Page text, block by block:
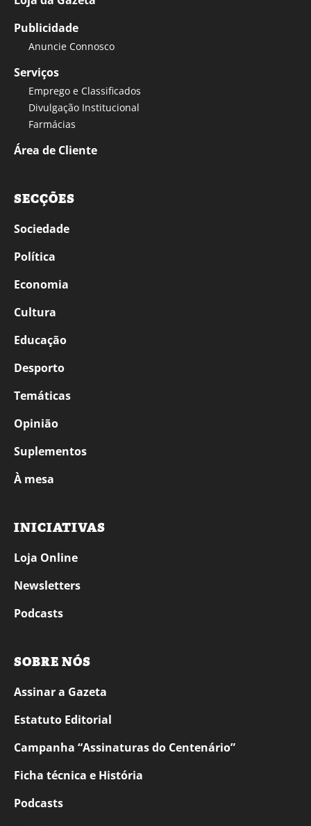
Publicidade
Anuncie Connosco
Serviços
Emprego e Classificados
Divulgação Institucional
Farmácias
Área de Cliente
SECÇÕES
Sociedade
Política
Economia
Cultura
Educação
Desporto
Temáticas
Opinião
Suplementos
À mesa
INICIATIVAS
Loja Online
Newsletters
Podcasts
SOBRE NÓS
Assinar a Gazeta
Estatuto Editorial
Campanha “Assinaturas do Centenário”
Ficha técnica e História
Podcasts